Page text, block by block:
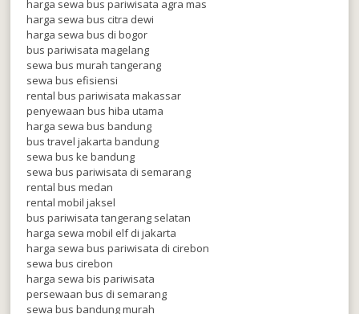
harga sewa bus pariwisata agra mas
harga sewa bus citra dewi
harga sewa bus di bogor
bus pariwisata magelang
sewa bus murah tangerang
sewa bus efisiensi
rental bus pariwisata makassar
penyewaan bus hiba utama
harga sewa bus bandung
bus travel jakarta bandung
sewa bus ke bandung
sewa bus pariwisata di semarang
rental bus medan
rental mobil jaksel
bus pariwisata tangerang selatan
harga sewa mobil elf di jakarta
harga sewa bus pariwisata di cirebon
sewa bus cirebon
harga sewa bis pariwisata
persewaan bus di semarang
sewa bus bandung murah